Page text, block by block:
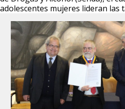
adolescentes mujeres lideran las